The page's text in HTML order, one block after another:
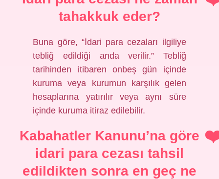
tahakkuk eder?
Buna göre, “İdari para cezaları ilgiliye
tebliğ edildiği anda verilir.” Tebliğ
tarihinden itibaren onbeş gün içinde
kuruma veya kurumun karşılık gelen
hesaplarına yatırılır veya aynı süre
içinde kuruma itiraz edilebilir.
Kabahatler Kanunu’na göre
idari para cezası tahsil
edildikten sonra en geç ne